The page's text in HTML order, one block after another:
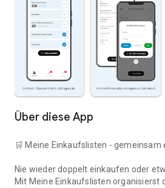
Über diese App
🛒 Meine Einkaufslisten - gemeinsam
Nie wieder doppelt einkaufen oder
Mit Meine Einkaufslisten organisierst